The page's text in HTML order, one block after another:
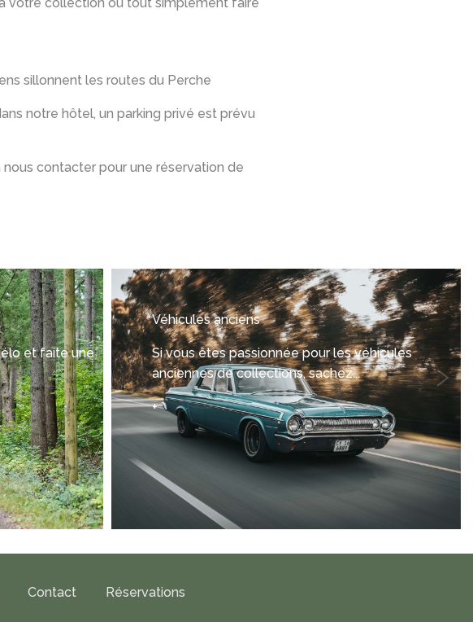
sillonnent les routes du Perche
notre hôtel, un parking privé est prévu
contacter pour une réservation de
et faite une
Véhicules anciens
Si vous êtes passionnée pour les véhicules
anciennes de collections, sachez...
+
Contact Réservations